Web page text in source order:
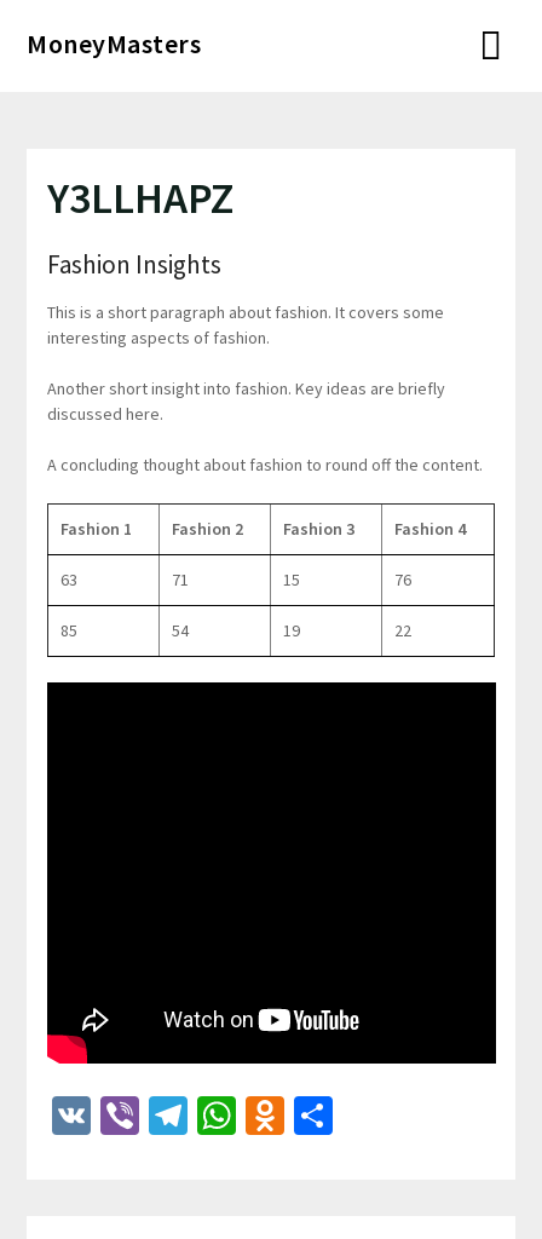
MoneyMasters
Y3LLHAPZ
Fashion Insights
This is a short paragraph about fashion. It covers some
interesting aspects of fashion.
Another short insight into fashion. Key ideas are briefly
discussed here.
A concluding thought about fashion to round off the content.
Fashion 1 Fashion 2 Fashion 3 Fashion 4
63 71 15 76
85 54 19 22
VKViberTelegram
WhatsApp
Odnoklassniki
Отправить